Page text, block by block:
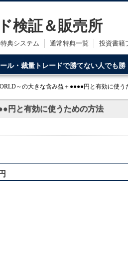
検証＆販売所
特典システム 通常特典一覧 投資書籍
ル・裁量トレードで勝てない人でも勝
～の大きな含み益＋●●●●円と有効に使う
円と有効に使うための方法